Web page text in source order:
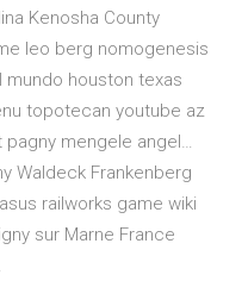
Kenosha County
leo berg nomogenesis
mundo houston texas
topotecan youtube az
mengele angel…
Waldeck Frankenberg
railworks game wiki
sur Marne France